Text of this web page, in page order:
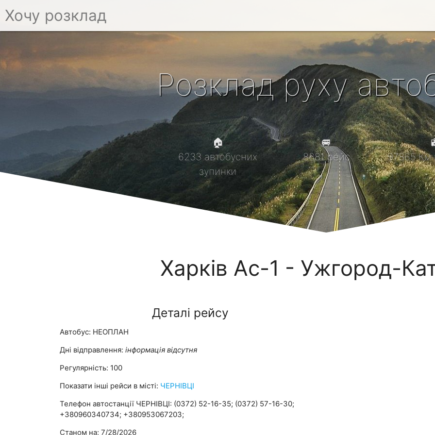
Хочу розклад
Розклад руху
🏠
6233 автобусних
зупинки
🚐
8681 рейс
97865 Км
Харків Ас-1 - Ужгород-
Деталі рейсу
Автобус: НЕОПЛАН
Дні відправлення:інформація відсутня
Регулярність: 100
Показати інші рейси в місті: ЧЕРНІВЦІ
Телефон автостанції ЧЕРНІВЦІ: (0372) 52-16-35; (0372) 57-16-30;
+380960340734; +380953067203;
Станом на: 7/28/2026